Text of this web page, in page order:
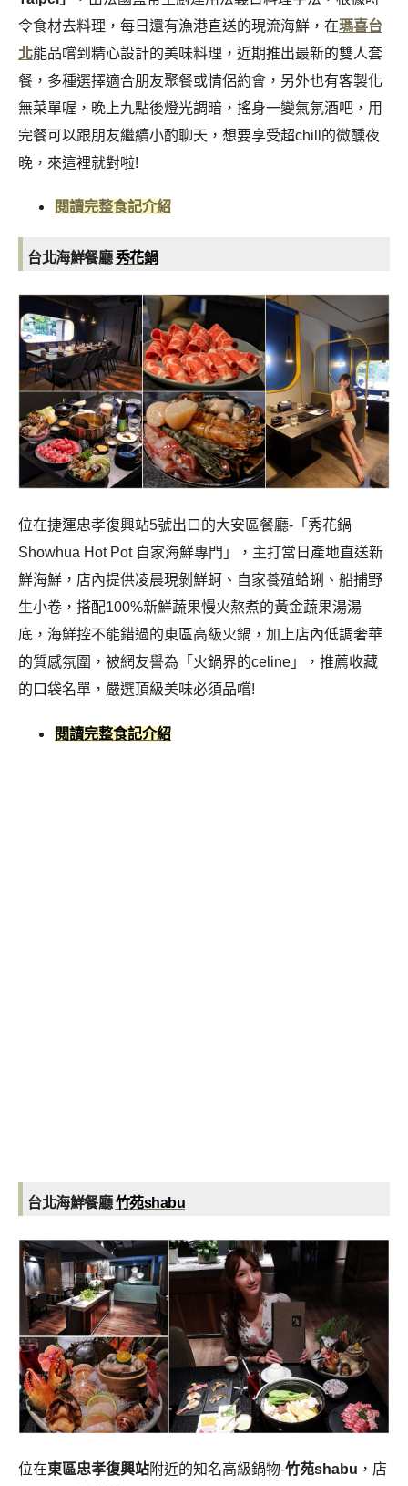
令食材去料理，每日還有漁港直送的現流海鮮，在瑪喜台
北能品嚐到精心設計的美味料理，近期推出最新的雙人套
餐，多種選擇適合朋友聚餐或情侶約會，另外也有客製化
無菜單喔，晚上九點後燈光調暗，搖身一變氣氛酒吧，用
完餐可以跟朋友繼續小酌聊天，想要享受超chill的微醺夜
晚，來這裡就對啦!
閱讀完整食記介紹
台北海鮮餐廳秀花鍋
位在捷運忠孝復興站5號出口 的大安區餐廳-「 秀花鍋
Showhua Hot Pot 自家海鮮專門」
，主打當日產地直送新
鮮海鮮 ，店內提供凌晨現剝鮮蚵 、 自家養殖蛤蜊 、 船捕野
生小卷 ，搭配100%新鮮蔬果慢火熬煮的黃金蔬果湯湯
底 ， 海鮮控不能錯過的東區高級火鍋 ，加上店內低調奢華
的質感氛圍，被網友譽為「 火鍋界的celine 」，推薦收藏
的口袋名單，嚴選頂級美味必須品嚐!
閱讀完整食記介紹
台北海鮮餐廳竹苑shabu
位在東區忠孝復興站附近的知名高級鍋物-竹苑shabu ，店